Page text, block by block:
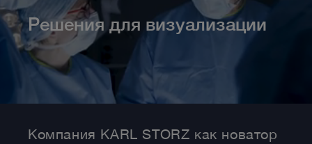
Решения для визуализации
Компания KARL STORZ как новатор